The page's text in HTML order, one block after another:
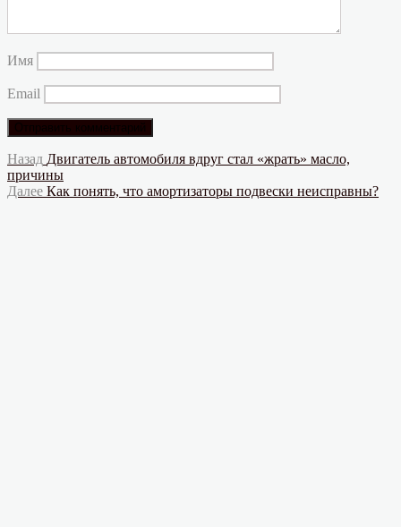
Имя
Email
Навигация
по
Назад Предыдущая
запись:
Двигатель автомобиля вдруг стал «жрать» масло,
причины
Далее Следующая
Как понять, что амортизаторы подвески неисправны?